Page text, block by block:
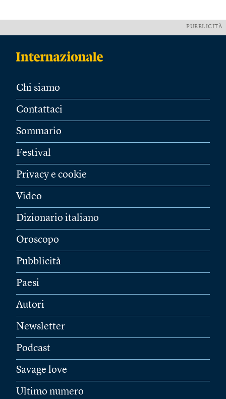
PUBBLICITÀ
Chi siamo
Contattaci
Sommario
Festival
Privacy e cookie
Video
Dizionario italiano
Oroscopo
Pubblicità
Paesi
Autori
Newsletter
Podcast
Savage love
Ultimo numero